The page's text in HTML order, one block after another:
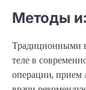
Методы
Традиционными
теле в
операции, прием